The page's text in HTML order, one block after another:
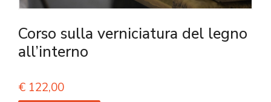
Corso sulla verniciatura del legno
all’interno
€ 122,00